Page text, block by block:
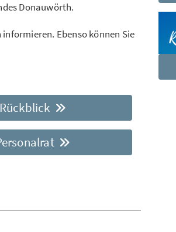
Donauwörth.
Ebenso können Sie
Rückblick